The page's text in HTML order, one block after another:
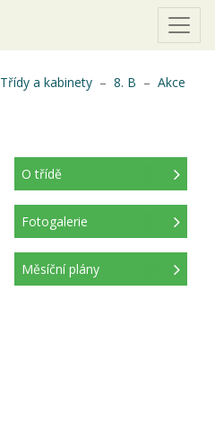
Třídy a kabinety 8. B Akce
O třídě
Fotogalerie
Měsíční plány